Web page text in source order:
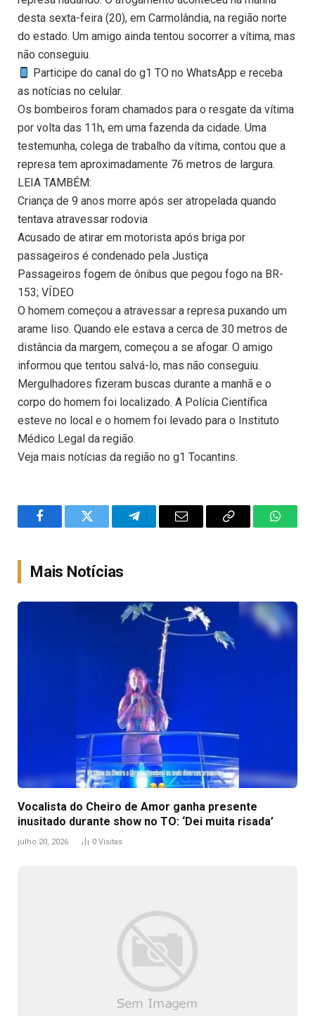
desta sexta-feira (20), em Carmolândia, na região norte
do estado. Um amigo ainda tentou socorrer a vítima, mas
não conseguiu.
Participe do canal do g1 TO no WhatsApp e receba
as notícias no celular.
Os bombeiros foram chamados para o resgate da vítima
por volta das 11h, em uma fazenda da cidade. Uma
testemunha, colega de trabalho da vítima, contou que a
represa tem aproximadamente 76 metros de largura.
LEIA TAMBÉM:
Criança de 9 anos morre após ser atropelada quando
tentava atravessar rodovia
Acusado de atirar em motorista após briga por
passageiros é condenado pela Justiça
Passageiros fogem de ônibus que pegou fogo na BR-
153; VÍDEO
O homem começou a atravessar a represa puxando um
arame liso. Quando ele estava a cerca de 30 metros de
distância da margem, começou a se afogar. O amigo
informou que tentou salvá-lo, mas não conseguiu.
Mergulhadores fizeram buscas durante a manhã e o
corpo do homem foi localizado. A Polícia Científica
esteve no local e o homem foi levado para o Instituto
Médico Legal da região.
Veja mais notícias da região no g1 Tocantins.
FacebookTwitter TelegramEmail
Copy
Mais Notícias
Vocalista do Cheiro de Amor ganha presente
inusitado durante show no TO: ‘Dei muita risada’
julho 20, 2026 0 Visitas